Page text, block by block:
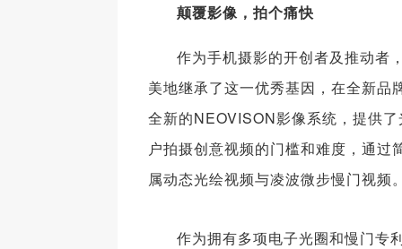
颠覆影像，拍个痛快
作为手机摄影的开创者及推动者
美地继承了这一优秀基因，在全新品
全新的NEOVISON影像系统，提供
户拍摄创意视频的门槛和难度，通
属动态光绘视频与凌波微步慢门视频
作为拥有多项电子光圈和慢门专